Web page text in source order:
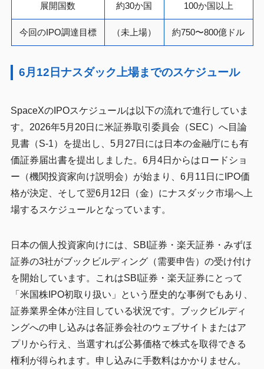
展開国数 約30か国 100か国以上
今回のIPO調達目標 （未上場） 約750〜800億ドル
6月12日ナスダック上場までのスケジュール
SpaceXのIPOスケジュールは以下の流れで進行していま
す。2026年5月20日に米証券取引委員会（SEC）へ目論
見書（S-1）を提出し、5月27日には日本の金融庁にも有
価証券届出書を提出しました。6月4日からはロードショ
ー（機関投資家向け説明会）が始まり、6月11日にIPO価
格が決定、そして翌6月12日（金）にナスダック市場へ上
場するスケジュールとなっています。
日本の個人投資家向けには、SBI証券・楽天証券・みずほ
証券の3社がブックビルディング（需要申告）の受け付け
を開始しています。これはSBI証券・楽天証券にとって
「米国株IPO初取り扱い」という歴史的な事例でもあり、
証券業界全体が注目している状況です。ブックビルディ
ングへの申し込みは各証券会社のウェブサイトまたはア
プリから行え、当選すれば公募価格で株式を取得できる
権利が得られます。申し込みに手数料はかかりません。